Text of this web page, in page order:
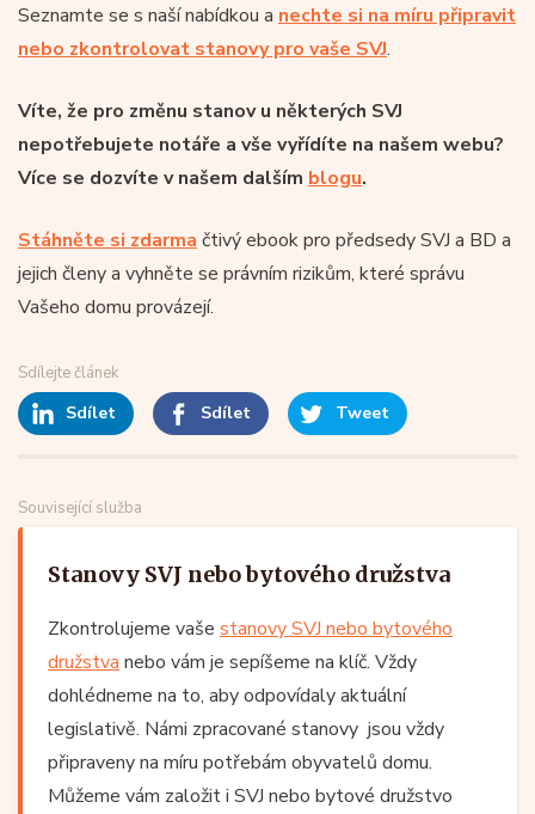
Seznamte se s naší nabídkou a nechte si na míru připravit
nebo zkontrolovat stanovy pro vaše SVJ.
Víte, že pro změnu stanov u některých SVJ
nepotřebujete notáře a vše vyřídíte na našem webu?
Více se dozvíte v našem dalším blogu.
Stáhněte si zdarma čtivý ebook pro předsedy SVJ a BD a
jejich členy a vyhněte se právním rizikům, které správu
Vašeho domu provázejí.
Sdílejte článek
Sdílet Sdílet Tweet
Související služba
Stanovy SVJ nebo bytového družstva
Zkontrolujeme vaše stanovy SVJ nebo bytového
družstva nebo vám je sepíšeme na klíč. Vždy
dohlédneme na to, aby odpovídaly aktuální
legislativě. Námi zpracované stanovy jsou vždy
připraveny na míru potřebám obyvatelů domu.
Můžeme vám založit i SVJ nebo bytové družstvo